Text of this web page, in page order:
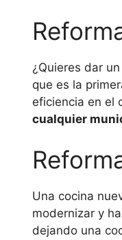
¿Quieres dar
que es la
eficiencia en el
cualquier
Una cocina
modernizar y
dejando una